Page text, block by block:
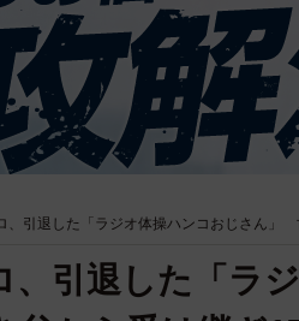
、引退した「ラジオ体操ハンコおじさん
、引退した「ラ